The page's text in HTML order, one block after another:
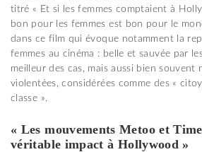
titré « Et si les femmes comptaient à
bon pour les femmes est bon pour le
dans ce film qui évoque notamment la
femmes au cinéma : belle et sauvée par
meilleur des cas, mais aussi bien souvent
violentées, considérées comme des «
classe ».
« Les mouvements Metoo et
véritable impact à Hollywood »